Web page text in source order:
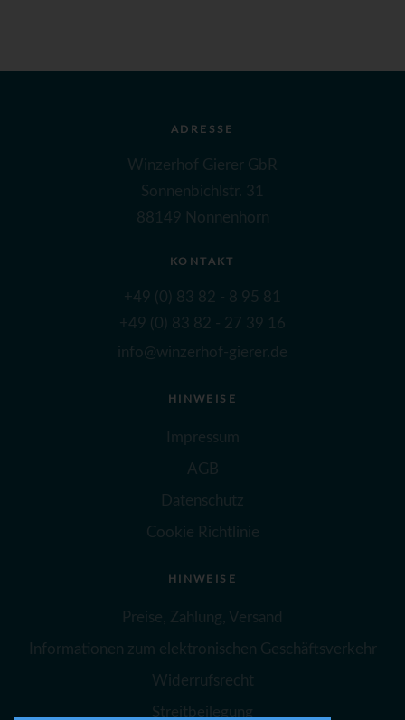
ADRESSE
Winzerhof Gierer GbR
Sonnenbichlstr. 31
88149 Nonnenhorn
KONTAKT
+49 (0) 83 82 - 8 95 81
+49 (0) 83 82 - 27 39 16
info@winzerhof-gierer.de
HINWEISE
Impressum
AGB
Datenschutz
Cookie Richtlinie
HINWEISE
Preise, Zahlung, Versand
Informationen zum elektronischen Geschäftsverkehr
Widerrufsrecht
Streitbeilegung